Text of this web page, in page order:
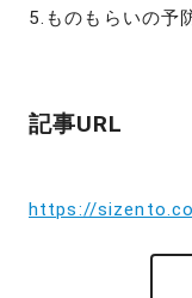
5.ものもらいの予
記事URL
https://